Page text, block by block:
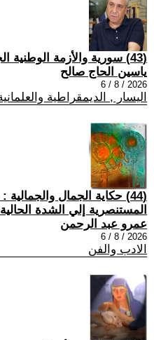
(43) سورية والأزمة الوطنية الجيليّة
ياسين الحاج صالح
2026 / 8 / 6
اليسار , الديمقراطية
(44) حكاية الجمال
المستنصرية إلي الشدة
عمرو عبد الرحمن
2026 / 8 / 6
الادب والفن